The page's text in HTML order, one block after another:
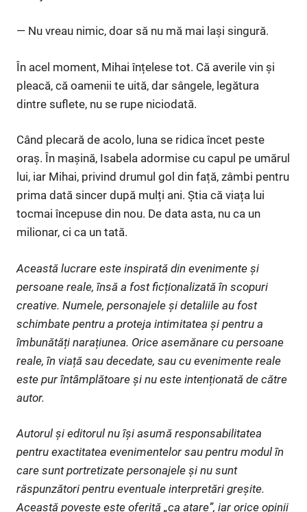
— Nu vreau nimic, doar să nu mă mai lași singură.
În acel moment, Mihai înțelese tot. Că averile vin și
pleacă, că oamenii te uită, dar sângele, legătura
dintre suflete, nu se rupe niciodată.
Când plecară de acolo, luna se ridica încet peste
oraș. În mașină, Isabela adormise cu capul pe umărul
lui, iar Mihai, privind drumul gol din față, zâmbi pentru
prima dată sincer după mulți ani. Știa că viața lui
tocmai începuse din nou. De data asta, nu ca un
milionar, ci ca un tată.
Această lucrare este inspirată din evenimente și
persoane reale, însă a fost ficționalizată în scopuri
creative. Numele, personajele și detaliile au fost
schimbate pentru a proteja intimitatea și pentru a
îmbunătăți narațiunea. Orice asemănare cu persoane
reale, în viață sau decedate, sau cu evenimente reale
este pur întâmplătoare și nu este intenționată de către
autor.
Autorul și editorul nu își asumă responsabilitatea
pentru exactitatea evenimentelor sau pentru modul în
care sunt portretizate personajele și nu sunt
răspunzători pentru eventuale interpretări greșite.
Această poveste este oferită „ca atare”, iar orice opinii